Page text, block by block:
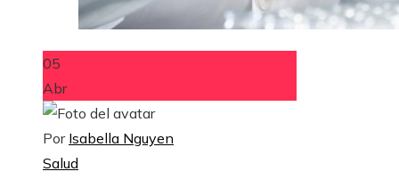
05
Abr
Por Isabella Nguyen
Salud